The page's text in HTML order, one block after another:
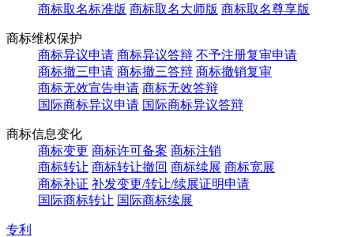
商标取名标准版 商标取名大师版 商标取名尊享版
商标维权保护
商标异议申请 商标异议答辩 不予注册复审申请
商标撤三申请 商标撤三答辩 商标撤销复审
商标无效宣告申请 商标无效答辩
国际商标异议申请 国际商标异议答辩
商标信息变化
商标变更 商标许可备案 商标注销
商标转让 商标转让撤回 商标续展 商标宽展
商标补证 补发变更/转让/续展证明申请
国际商标转让 国际商标续展
专利